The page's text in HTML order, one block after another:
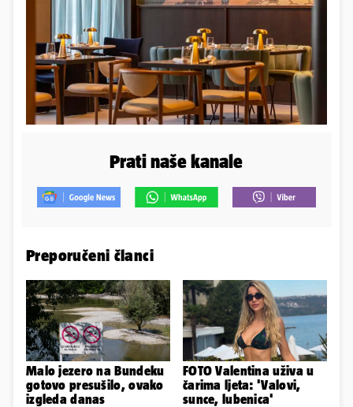
Prati naše kanale
Preporučeni članci
Malo jezero na Bundeku
gotovo presušilo, ovako
izgleda danas
FOTO Valentina uživa u
čarima ljeta: 'Valovi,
sunce, lubenica'